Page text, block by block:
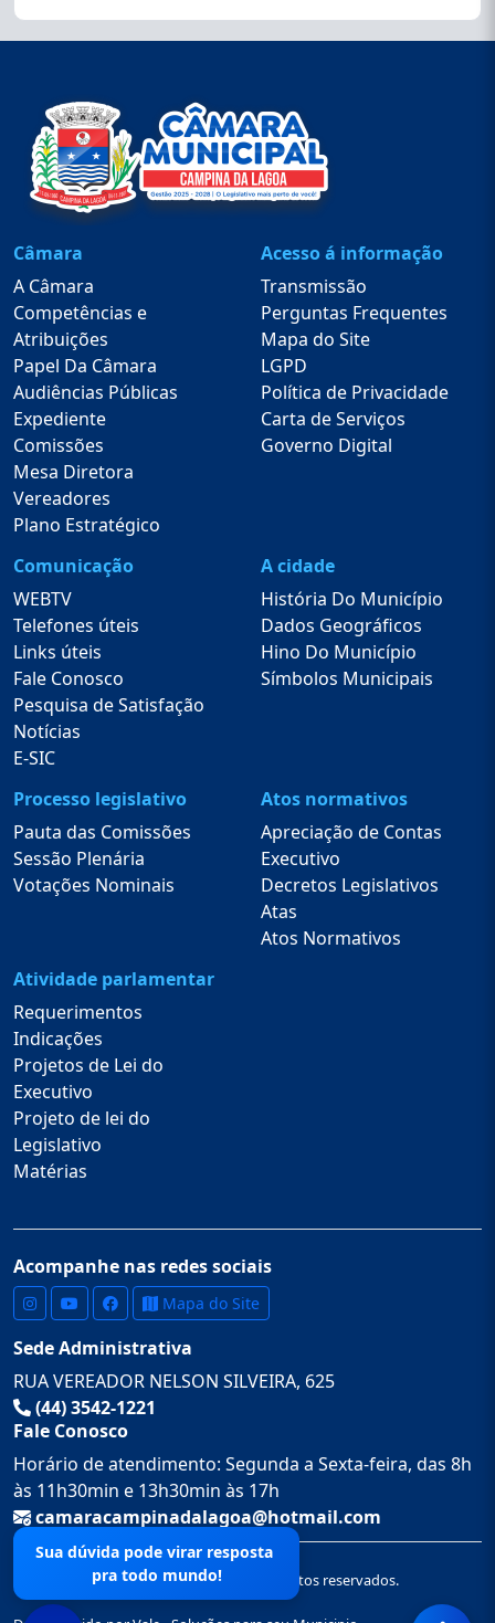
Câmara
A Câmara
Competências e
Atribuições
Papel Da Câmara
Audiências Públicas
Expediente
Comissões
Mesa Diretora
Vereadores
Plano Estratégico
Acesso á informação
Transmissão
Perguntas Frequentes
Mapa do Site
LGPD
Política de Privacidade
Carta de Serviços
Governo Digital
Comunicação
WEBTV
Telefones úteis
Links úteis
Fale Conosco
Pesquisa de Satisfação
Notícias
E-SIC
A cidade
História Do Município
Dados Geográficos
Hino Do Município
Símbolos Municipais
Processo legislativo
Pauta das Comissões
Sessão Plenária
Votações Nominais
Atos normativos
Apreciação de Contas
Executivo
Decretos Legislativos
Atas
Atos Normativos
Atividade parlamentar
Requerimentos
Indicações
Projetos de Lei do
Executivo
Projeto de lei do
Legislativo
Matérias
Acompanhe nas redes sociais
Mapa do Site
Sede Administrativa
RUA VEREADOR NELSON SILVEIRA, 625
(44) 3542-1221
Fale Conosco
Horário de atendimento: Segunda a Sexta-feira, das 8h
às 11h30min e 13h30min às 17h
camaracampinadalagoa@hotmail.com
© 2026 Câmara Municipal de. Todos os direitos reservados.
Sua dúvida pode virar resposta
pra todo mundo!